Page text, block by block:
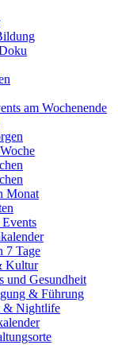
am Wochenende
Monat
7 Tage
Kultur
und Gesundheit
& Führung
& Nightlife